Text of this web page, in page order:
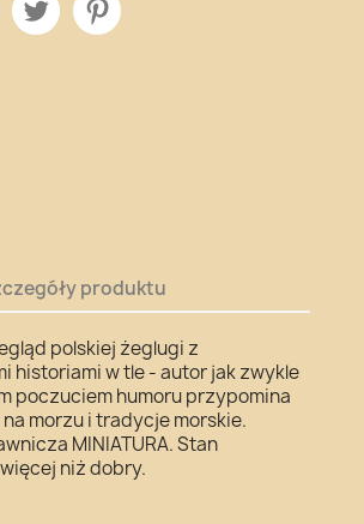
produktu
polskiej żeglugi z
historiami w tle - autor jak zwykle
poczuciem humoru przypomina
morzu i tradycje morskie.
MINIATURA. Stan
niż dobry.